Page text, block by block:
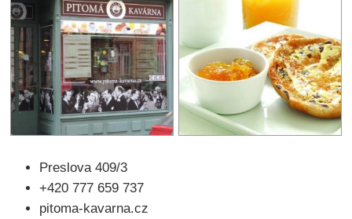
Preslova 409/3
+420 777 659 737
pitoma-kavarna.cz